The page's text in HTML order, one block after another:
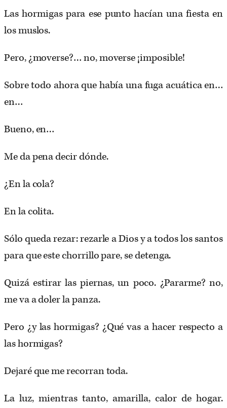
Las hormigas para ese punto hacían una fiesta en
los muslos.
Pero, ¿moverse?… no, moverse ¡imposible!
Sobre todo ahora que había una fuga acuática en…
en…
Bueno, en…
Me da pena decir dónde.
¿En la cola?
En la colita.
Sólo queda rezar: rezarle a Dios y a todos los santos
para que este chorrillo pare, se detenga.
Quizá estirar las piernas, un poco. ¿Pararme? no,
me va a doler la panza.
Pero ¿y las hormigas? ¿Qué vas a hacer respecto a
las hormigas?
Dejaré que me recorran toda.
La luz, mientras tanto, amarilla, calor de hogar.